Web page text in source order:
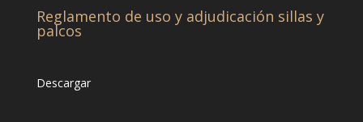
Reglamento de uso y adjudicación sillas y
palcos
Descargar